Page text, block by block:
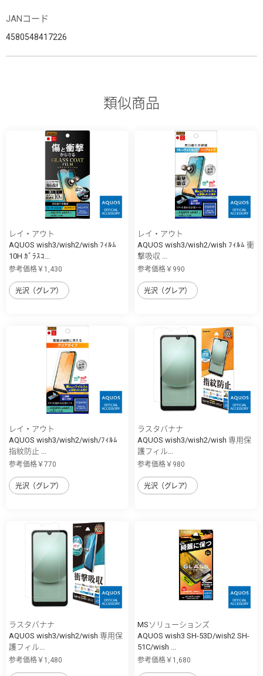
JANコード
4580548417226
類似商品
レイ・アウト
AQUOS wish3/wish2/wish ﾌｨﾙﾑ
10H ｶﾞﾗｽｺ...
参考価格￥1,430
光沢（グレア）
レイ・アウト
AQUOS wish3/wish2/wish ﾌｨﾙﾑ 衝
撃吸収 ...
参考価格￥990
光沢（グレア）
レイ・アウト
AQUOS wish3/wish2/wish/ﾌｨﾙﾑ
指紋防止 ...
参考価格￥770
光沢（グレア）
ラスタバナナ
AQUOS wish3/wish2/wish 専用保
護フィル...
参考価格￥980
光沢（グレア）
ラスタバナナ
AQUOS wish3/wish2/wish 専用保
護フィル...
参考価格￥1,480
MSソリューションズ
AQUOS wish3 SH-53D/wish2 SH-
51C/wish ...
参考価格￥1,680